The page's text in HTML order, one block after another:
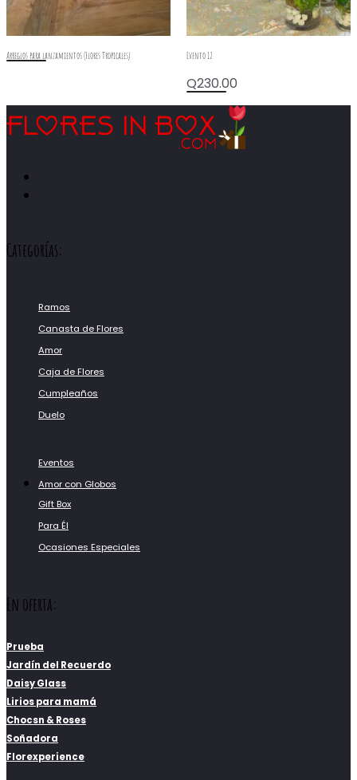
Arreglos para lanzamientos (Flores Tropicales) Evento 12
Q230.00
Categorías:
Ramos
Canasta de Flores
Amor
Caja de Flores
Cumpleaños
Duelo
Eventos
Amor con Globos
Gift Box
Para Él
Ocasiones Especiales
En oferta:
Prueba
Jardín del Recuerdo
Daisy Glass
Lirios para mamá
Chocsn & Roses
Soñadora
Florexperience